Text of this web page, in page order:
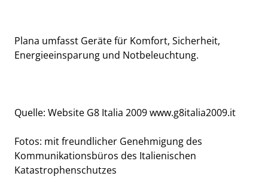
Plana umfasst Geräte für Komfort, Sicherheit,
Energieeinsparung und Notbeleuchtung.
Quelle: Website G8 Italia 2009 www.g8italia2009.it
Fotos: mit freundlicher Genehmigung des
Kommunikationsbüros des Italienischen
Katastrophenschutzes